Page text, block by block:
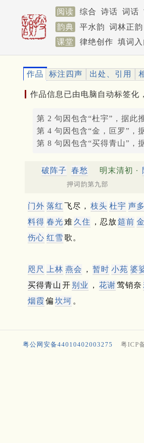
阅读 综合 诗话 词话
韵典
平水韵 词林正韵
课堂
律绝创作 填词入
作品 标注四声 出处、引用
作品信息已由电脑自动标签化
第 2 句因包含“杜宇”，据此
第 4 句因包含“金，叵罗”，
第 8 句因包含“买得青山”，
破阵子 春愁 明末清初 ·
押词韵第九部
门外 落红 飞尽， 枝头 杜宇 声多
料得 春光难 久住 ，忍放筵前
伤心 红雪 歌。
咫尺 上林 燕会 ， 暂时 小苑 婆
买得青山 开 别业 ， 花谢莺销奈
烟霞 偏 坎坷 。
粤公网安备44010402003275 粤ICP